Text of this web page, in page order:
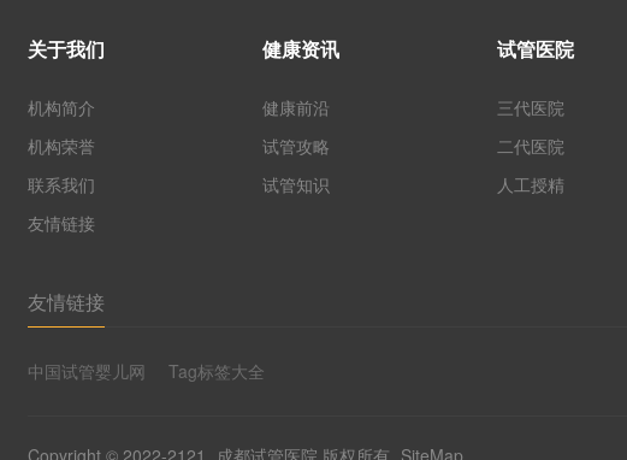
关于我们
机构简介
机构荣誉
联系我们
友情链接
健康资讯
健康前沿
试管攻略
试管知识
试管医院
三代医院
二代医院
人工授精
友情链接
中国试管婴儿网 Tag标签大全